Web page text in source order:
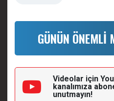
GÜNÜN ÖNEMLİ
Videolar için
kanalımıza
unutmayın!